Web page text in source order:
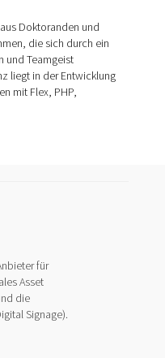
Doktoranden und
die sich durch ein
und Teamgeist
liegt in der Entwicklung
mit Flex, PHP,
für
Asset
die
Signage).